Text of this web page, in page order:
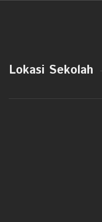
Lokasi Sekolah